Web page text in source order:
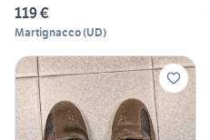
119 €
Martignacco(UD)